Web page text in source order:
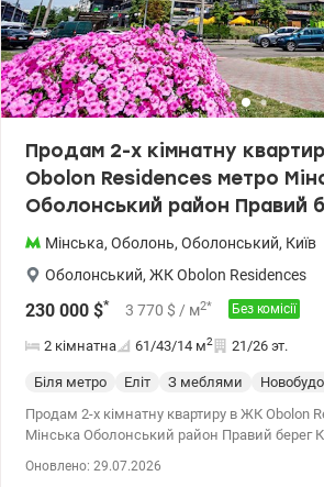
готелю. Власники мають ексклюзивний
до внутрішніх сервісів: Roof-lounge: Лаунж-
та панорамним виглядом. Sport&Leisure: Сучасний фітнес-центр,
власний кінотеатр та дитяча кімната. Business& Service:
Конференц-зал, пральня та професійний
Obolon Residences - це не просто
230000 у.о. Валентина 0977893310 valion.ua/
Продам 2-х кімнатну
Obolon Residences метро
Оболонський район Правий
Мінська, Оболонь, Оболонський, Київ
Оболонський, ЖК Obolon Residences
230 000 $* 3 770 $ / м2* Без комісії
2 кімнатна 61/43/14 м2 21/26 эт.
Біля метро Еліт З меблями
Продам 2-х кімнатну квартиру в ЖК Obolon
Мінська Оболонський район Правий берег Квартира
Оновлено: 29.07.2026